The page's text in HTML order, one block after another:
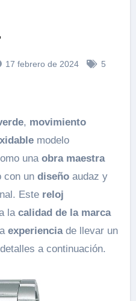
17 febrero de 2024
5
, movimiento
modelo
una obra maestra
con un diseñoaudaz y
Este reloj
la calidad de la marca
experienciade llevar un
a continuación.